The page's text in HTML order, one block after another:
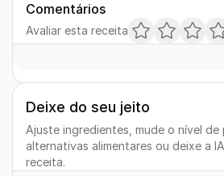
Comentários
Avaliar esta receita
Deixe do seu jeito
Ajuste ingredientes, mude o nível
alternativas alimentares ou deixe a
receita.